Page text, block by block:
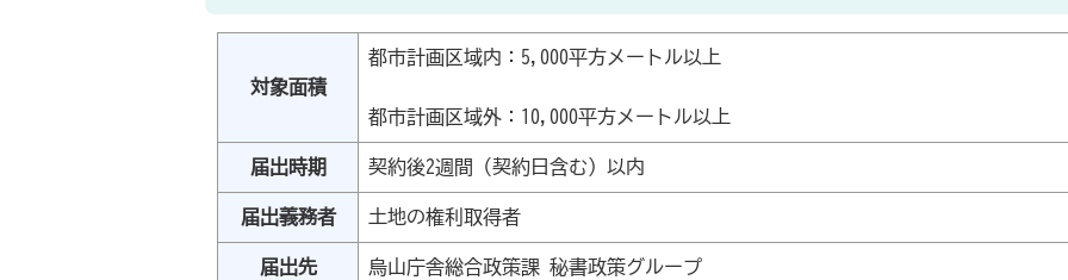
対象面積
都市計画区域内：5,000平方メートル以上
都市計画区域外：10,000平方メートル以上
届出時期 契約後2週間（契約日含む）以内
届出義務者 土地の権利取得者
届出先 烏山庁舎総合政策課 秘書政策グループ